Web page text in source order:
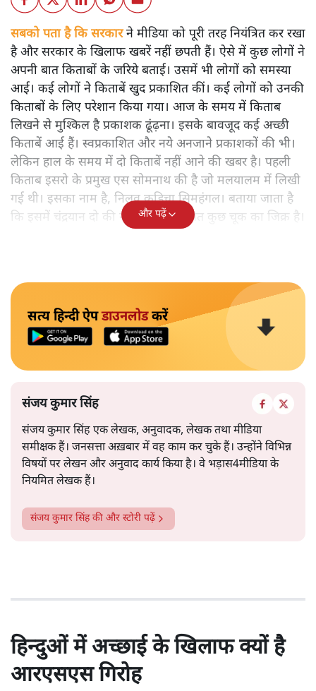
सबको पता है कि सरकारने मीडिया को पूरी तरह नियंत्रित कर रखा
है और सरकार के खिलाफ खबरें नहीं छपती हैं। ऐसे में कुछ लोगों ने
अपनी बात किताबों के जरिये बताई। उसमें भी लोगों को समस्या
आई। कई लोगों ने किताबें खुद प्रकाशित कीं। कई लोगों को उनकी
किताबों के लिए परेशान किया गया। आज के समय में किताब
लिखने से मुश्किल है प्रकाशक ढूंढ़ना। इसके बावजूद कई अच्छी
किताबें आई हैं। स्वप्रकाशित और नये अनजाने प्रकाशकों की भी।
लेकिन हाल के समय में दो किताबें नहीं आने की खबर है। पहली
किताब इसरो के प्रमुख एस सोमनाथ की है जो मलयालम में लिखी
गई थी। इसका नाम है, निलवु कुडिचा सिमहंगल। बताया जाता है
कि इसमें चंद्रयान दो की नाकामी से संबंधित कुछ चूक का जिक्र है।
और पढ़ें
सत्य हिन्दी ऐपडाउनलोडकरें
संजय कुमार सिंह
संजय कुमार सिंह एक लेखक, अनुवादक, लेखक तथा मीडिया
समीक्षक हैं। जनसत्ता अख़बार में वह काम कर चुके हैं। उन्होंने विभिन्न
विषयों पर लेखन और अनुवाद कार्य किया है। वे भड़ास4मीडिया के
नियमित लेखक हैं।
संजय कुमार सिंहकी और स्टोरी पढ़ें
हिन्दुओं में अच्छाई के खिलाफ क्यों है
आरएसएस गिरोह